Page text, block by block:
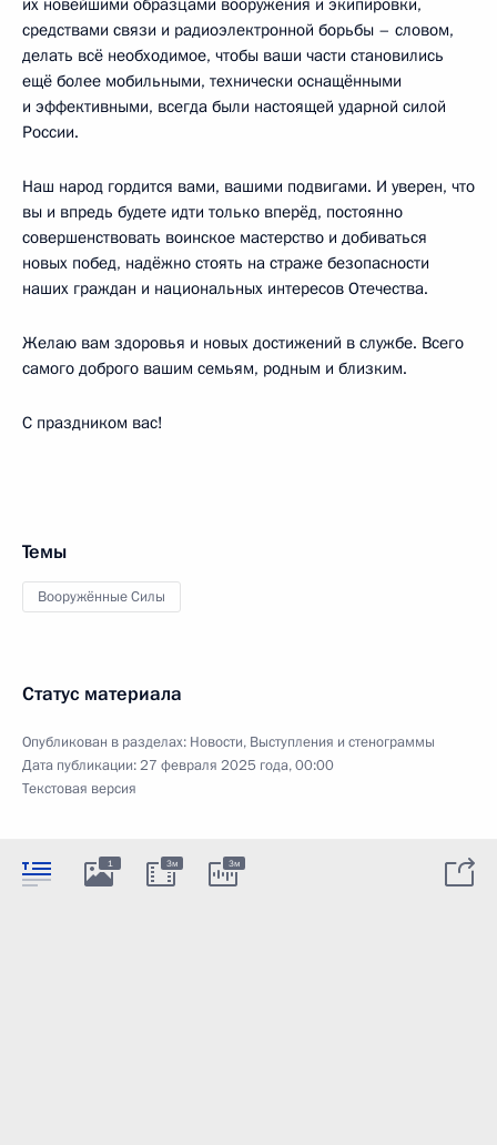
средствами связи и радиоэлектронной борьбы – словом,
делать всё необходимое, чтобы ваши части становились
ещё более мобильными, технически оснащёнными
и эффективными, всегда были настоящей ударной силой
России.
Наш народ гордится вами, вашими подвигами. И уверен, что
вы и впредь будете идти только вперёд, постоянно
совершенствовать воинское мастерство и добиваться
новых побед, надёжно стоять на страже безопасности
наших граждан и национальных интересов Отечества.
Желаю вам здоровья и новых достижений в службе. Всего
самого доброго вашим семьям, родным и близким.
С праздником вас!
Темы
Вооружённые Силы
Статус материала
Опубликован в разделах: Новости, Выступления и стенограммы
Дата публикации:27 февраля 2025 года, 00:00
Текстовая версия
1 3м 3м